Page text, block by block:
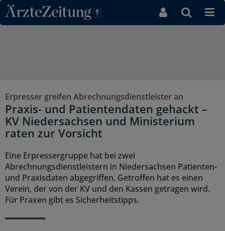
Direkt zum Inhaltsbereich
Erpresser greifen Abrechnungsdienstleister an
Praxis- und Patientendaten gehackt –
KV Niedersachsen und Ministerium
raten zur Vorsicht
Eine Erpressergruppe hat bei zwei
Abrechnungsdienstleistern in Niedersachsen Patienten-
und Praxisdaten abgegriffen. Getroffen hat es einen
Verein, der von der KV und den Kassen getragen wird.
Für Praxen gibt es Sicherheitstipps.